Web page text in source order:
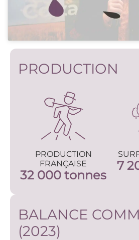
PRODUCTION
PRODUCTION
FRANÇAISE
32 000 tonnes
7
BALANCE
(2023)